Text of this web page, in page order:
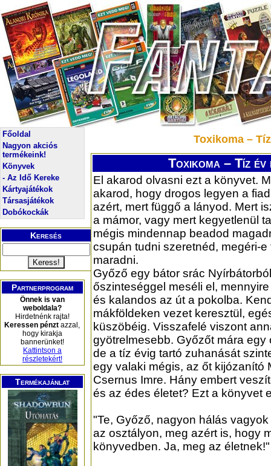
Főoldal
Nagyon akciós
termékeink!
Könyvek
- Az Idő Kereke
Kártyajátékok
Társasjátékok
Dobókockák
Keresés
Partnerprogram
Önnek is van
weboldala?
Hirdetnénk rajta!
Keressen pénzt azzal,
hogy kirakja
bannerünket!
Kattintson a
részletekért!
Termékajánlat
Toxikoma –
Toxikoma – Tíz
El akarod olvasni ezt a könyvet.
akarod, hogy drogos legyen a
azért, mert függő a lányod. Mert
a mámor, vagy mert kegyetlenül
mégis mindennap beadod
csupán tudni szeretnéd, megéri-e
maradni.
Győző egy bátor srác
őszinteséggel meséli el,
és kalandos az út a pokolba.
mákföldeken vezet keresztül,
küszöbéig. Visszafelé viszont
gyötrelmesebb. Győzőt mára egy
de a tíz évig tartó zuhanását
egy valaki mégis, az őt kijózanító
Csernus Imre. Hány embert
és az édes életet? Ezt a könyvet
"Te, Győző, nagyon hálás
az osztályon, meg azért is, hogy
könyvedben. Ja, meg az